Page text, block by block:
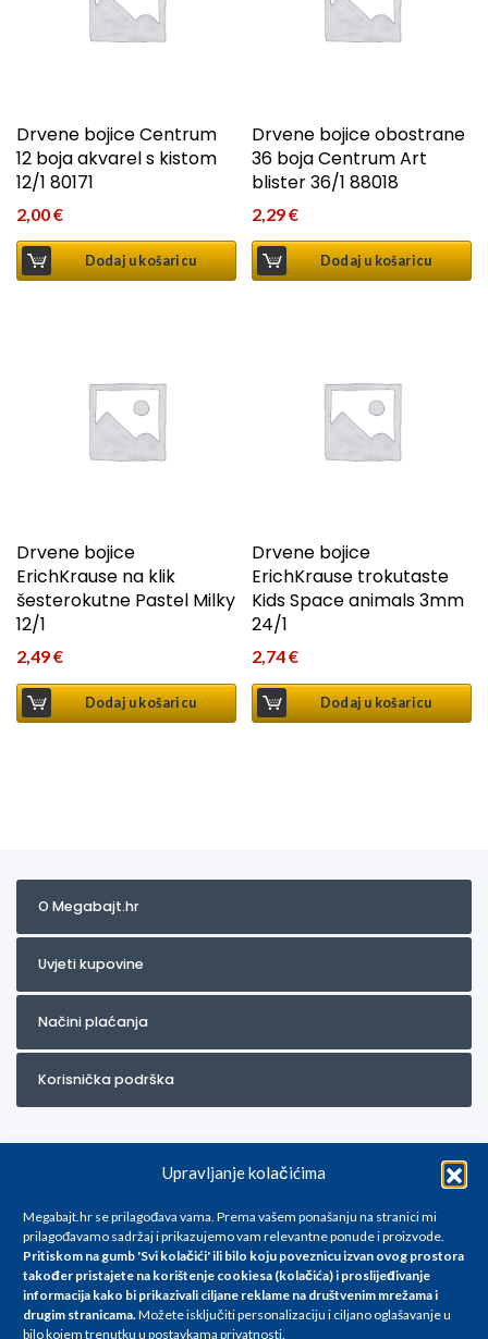
Upravljanje kolačićima
Megabajt.hr se prilagođava vama. Prema vašem ponašanju na stranici mi
prilagođavamo sadržaj i prikazujemo vam relevantne ponude i proizvode.
Pritiskom na gumb 'Svi kolačići' ili bilo koju poveznicu izvan ovog prostora
također pristajete na korištenje cookiesa (kolačića) i proslijeđivanje
informacija kako bi prikazivali ciljane reklame na društvenim mrežama i
drugim stranicama.Možete isključiti personalizaciju i ciljano oglašavanje u
bilo kojem trenutku u postavkama privatnosti.
Drvene bojice Centrum
12 boja akvarel s kistom
12/1 80171
2,00€
Dodaj u košaricu
Drvene bojice obostrane
36 boja Centrum Art
blister 36/1 88018
2,29€
Dodaj u košaricu
Drvene bojice
ErichKrause na klik
šesterokutne Pastel Milky
12/1
2,49€
Dodaj u košaricu
Drvene bojice
ErichKrause trokutaste
Kids Space animals 3mm
24/1
2,74€
Dodaj u košaricu
O Megabajt.hr
Uvjeti kupovine
Načini plaćanja
Korisnička podrška
Za artikle kojih trenutno nema u ponudi obratite nam se na
info@megabajt.hr. Sve cijene su informativnog karaktera i podložne su
promjenama, a
iskazane su za avansno plaćanje(gotovina) u Eurima i uključuju PDV. Sve